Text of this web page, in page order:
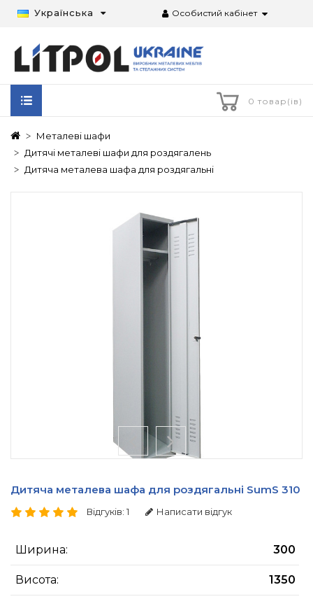
Українська Особистий кабінет
0 товар(ів)
Металеві шафи
Дитячі металеві шафи для роздягалень
Дитяча металева шафа для роздягальні
Дитяча металева шафа для роздягальні SumS 310
Відгуків: 1 Написати відгук
Ширина: 300
Висота: 1350